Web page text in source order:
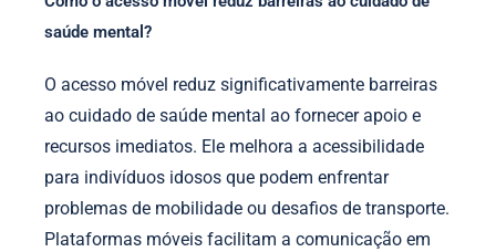
saúde mental?
O acesso móvel reduz significativamente barreiras
ao cuidado de saúde mental ao fornecer apoio e
recursos imediatos. Ele melhora a acessibilidade
para indivíduos idosos que podem enfrentar
problemas de mobilidade ou desafios de transporte.
Plataformas móveis facilitam a comunicação em